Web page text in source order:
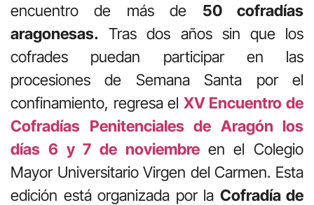
encuentro de más de 50 cofradías
aragonesas. Tras dos años sin que los
cofrades puedan participar en las
procesiones de Semana Santa por el
confinamiento, regresa el XV Encuentro de
Cofradías Penitenciales de Aragón los
días 6 y 7 de noviembre en el Colegio
Mayor Universitario Virgen del Carmen. Esta
edición está organizada por la Cofradía de